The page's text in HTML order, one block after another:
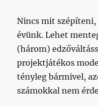
Nincs mit
évünk. Lehet
(három)
projektjátékos
tényleg bármivel,
számokkal nem